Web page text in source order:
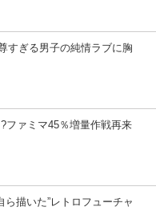
すぎる男子の純情ラブに胸
ファミマ45％増量作戦再来
描いた”レトロフューチャ